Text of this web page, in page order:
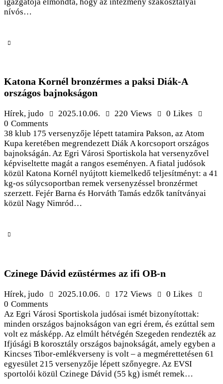
nívós…
Katona Kornél bronzérmes a paksi Diák-A
országos bajnokságon
Hírek, judo 2025.10.06. 220 Views 0 Likes
0 Comments
38 klub 175 versenyzője lépett tatamira Pakson, az Atom
Kupa keretében megrendezett Diák A korcsoport országos
bajnokságán. Az Egri Városi Sportiskola hat versenyzővel
képviseltette magát a rangos eseményen. A fiatal judósok
közül Katona Kornél nyújtott kiemelkedő teljesítményt: a 41
kg-os súlycsoportban remek versenyzéssel bronzérmet
szerzett. Fejér Barna és Horváth Tamás edzők tanítványai
közül Nagy Nimród…
Czinege Dávid ezüstérmes az ifi OB-n
Hírek, judo 2025.10.06. 172 Views 0 Likes
0 Comments
Az Egri Városi Sportiskola judósai ismét bizonyítottak:
minden országos bajnokságon van egri érem, és ezúttal sem
volt ez másképp. Az elmúlt hétvégén Szegeden rendezték az
Ifjúsági B korosztály országos bajnokságát, amely egyben a
Kincses Tibor-emlékverseny is volt – a megmérettetésen 61
egyesület 215 versenyzője lépett szőnyegre. Az EVSI
sportolói közül Czinege Dávid (55 kg) ismét remek…